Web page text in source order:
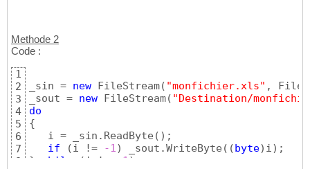
Methode 2
Code :
1
2
3
4
5
6
7
8
_sin = new FileStream( "monfichier.xls" ,
_sout = new FileStream( "Destination/
do
{
   i = _sin.ReadByte
( ) ;
if
(i != -1) _sout.WriteByte ( ( byte) i)
}
while ( i != -1 )